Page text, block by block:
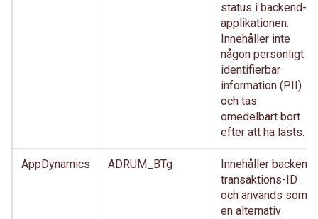
status i backend-
applikationen.
Innehåller inte
någon personligt
identifierbar
information (PII)
och tas
omedelbart bort
efter att ha lästs.
AppDynamics ADRUM_BTg
Innehåller backend
transaktions-ID
och används som
en alternativ